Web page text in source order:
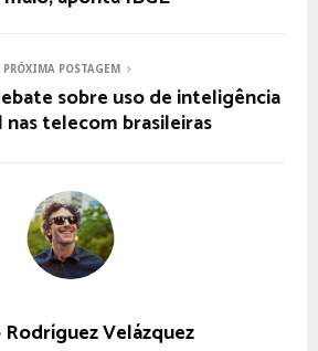
PRÓXIMA POSTAGEM
sobre uso de inteligência
telecom brasileiras
Velázquez